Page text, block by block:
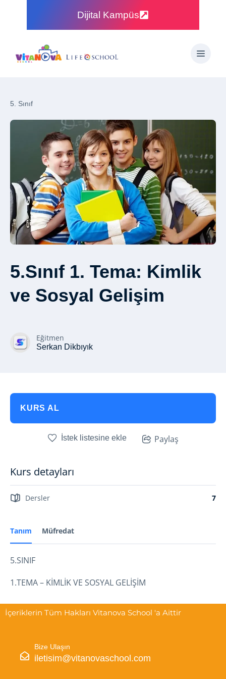
Dijital Kampüs
5. Sınıf
5.Sınıf 1. Tema: Kimlik
ve Sosyal Gelişim
Eğitmen
Serkan Dikbıyık
Tanım Müfredat
5.SINIF
1.TEMA – KİMLİK VE SOSYAL GELİŞİM
KURS AL
İstek listesine ekle Paylaş
Kurs detayları
Dersler 7
İçeriklerin Tüm Hakları Vitanova School 'a Aittir
Bize Ulaşın
iletisim@vitanovaschool.com